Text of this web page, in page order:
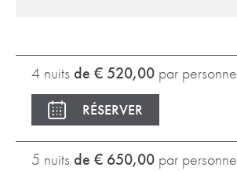
4 nuitsde € 520,00 par personne
RÉSERVER
5 nuitsde € 650,00 par personne